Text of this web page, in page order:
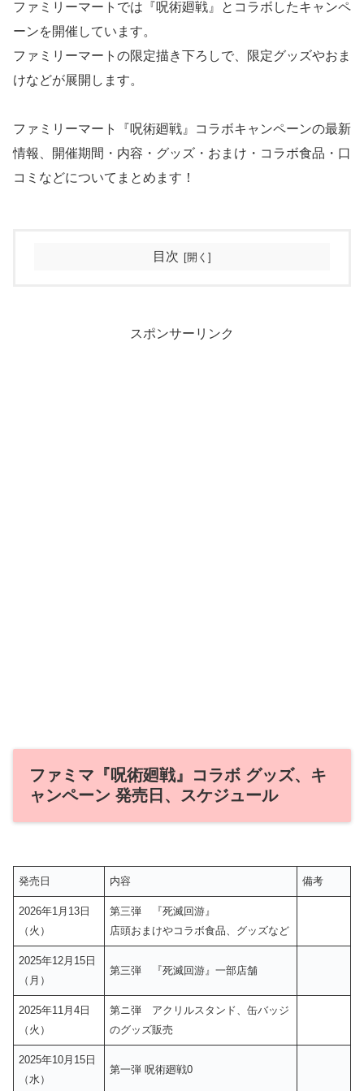
ファミリーマートでは『呪術廻戦』とコラボしたキャンペ
ーンを開催しています。
ファミリーマートの限定描き下ろしで、限定グッズやおま
けなどが展開します。
ファミリーマート『呪術廻戦』コラボキャンペーンの最新
情報、開催期間・内容・グッズ・おまけ・コラボ食品・口
コミなどについてまとめます！
目次
スポンサーリンク
ファミマ『呪術廻戦』コラボ グッズ、キ
ャンペーン 発売日、スケジュール
発売日 内容 備考
2026年1月13日
（火）
第三弾 『死滅回游』
店頭おまけやコラボ食品、グッズなど
2025年12月15日
（月）
第三弾 『死滅回游』一部店舗
2025年11月4日
（火）
第ニ弾 アクリルスタンド、缶バッジ
のグッズ販売
2025年10月15日
（水）
第一弾 呪術廻戦0